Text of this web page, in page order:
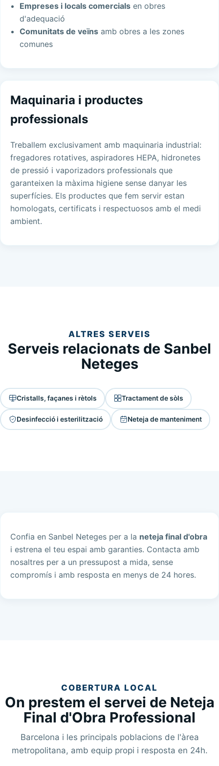
Empreses i locals comercials en obres
d'adequació
Comunitats de veïns amb obres a les zones
comunes
Maquinaria i productes
professionals
Treballem exclusivament amb maquinaria industrial:
fregadores rotatives, aspiradores HEPA, hidronetes
de pressió i vaporizadors professionals que
garanteixen la màxima higiene sense danyar les
superfícies. Els productes que fem servir estan
homologats, certificats i respectuosos amb el medi
ambient.
ALTRES SERVEIS
Serveis relacionats de Sanbel
Neteges
Cristalls, façanes i rètols Tractament de sòls
Desinfecció i esterilització Neteja de manteniment
Confia en Sanbel Neteges per a la neteja final d'obra
i estrena el teu espai amb garanties. Contacta amb
nosaltres per a un pressupost a mida, sense
compromís i amb resposta en menys de 24 hores.
COBERTURA LOCAL
On prestem el servei de Neteja
Final d'Obra Professional
Barcelona i les principals poblacions de l'àrea
metropolitana, amb equip propi i resposta en 24h.